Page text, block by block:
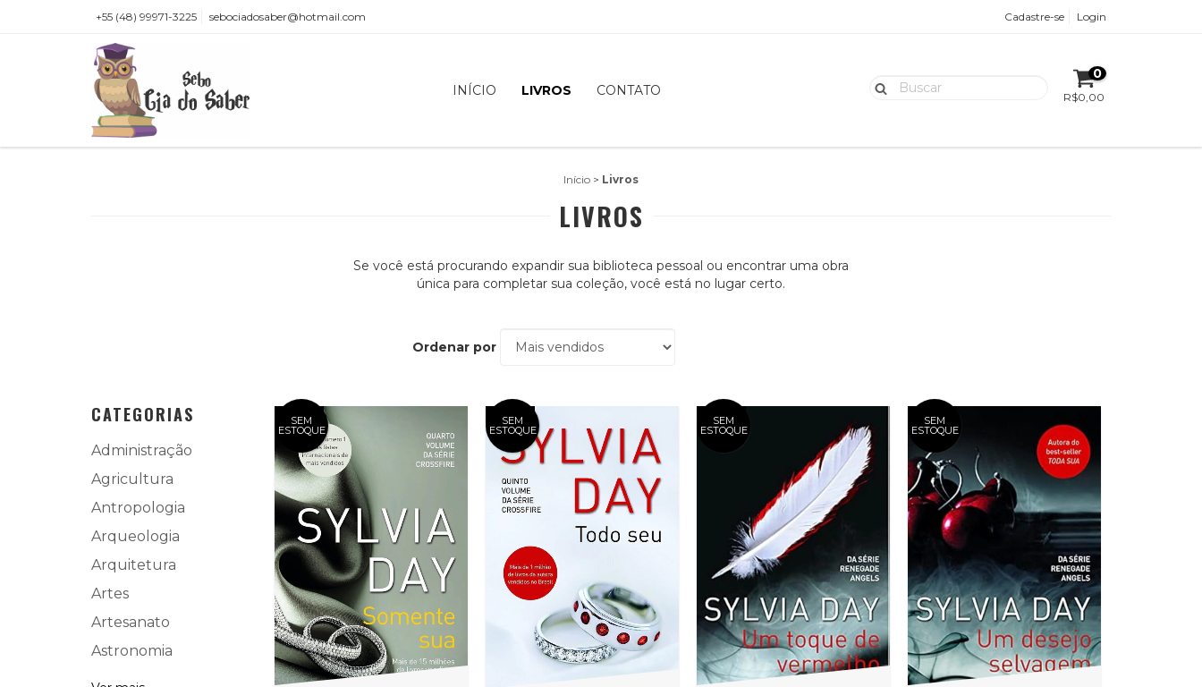
+55 (48) 99971-3225 sebociadosaber@hotmail.com Cadastre-se Login
INÍCIO LIVROS CONTATO
0
R$0,00
Início > Livros
LIVROS
Se você está procurando expandir sua biblioteca pessoal ou encontrar uma obra
única para completar sua coleção, você está no lugar certo.
Ordenar por
CATEGORIAS
Administração
Agricultura
Antropologia
Arqueologia
Arquitetura
Artes
Artesanato
Astronomia
SEM
ESTOQUE
SEM
ESTOQUE
SEM
ESTOQUE
SEM
ESTOQUE